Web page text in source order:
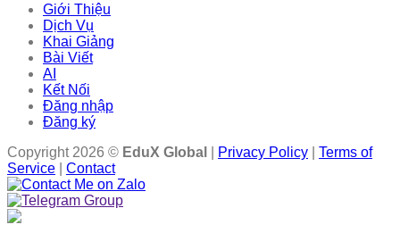
Giới Thiệu
Dịch Vụ
Khai Giảng
Bài Viết
AI
Kết Nối
Đăng nhập
Đăng ký
Copyright 2026 © EduX Global Privacy Policy
Terms of
Service
Contact